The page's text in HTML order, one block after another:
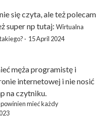
się czyta, ale też polecam
super np tutaj: Wirtualna
· 15 April 2024
męża programistę i
internetowej i nie nosić
na czytniku.
mieć każdy